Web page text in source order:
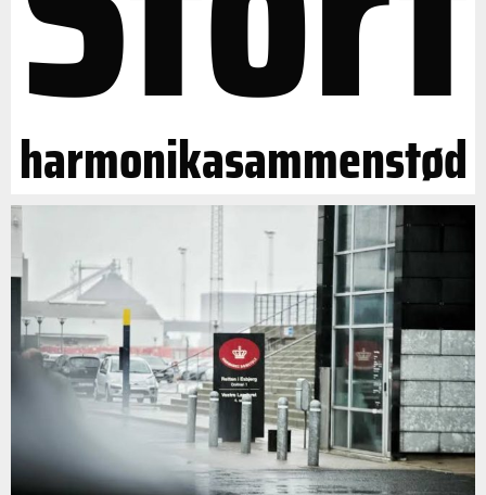
harmonikasammenstød